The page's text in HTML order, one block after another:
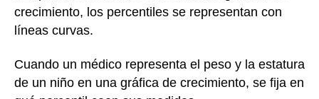
crecimiento, los percentiles se representan con
líneas curvas.
Cuando un médico representa el peso y la estatura
de un niño en una gráfica de crecimiento, se fija en